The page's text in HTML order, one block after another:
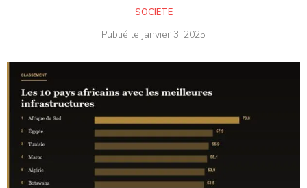
SOCIETE
Publié le janvier 3, 2025